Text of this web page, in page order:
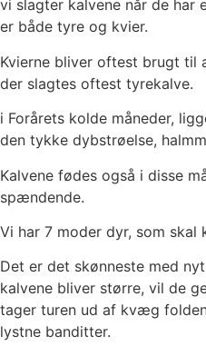
vi slagter kalvene når de har
er både tyre og kvier.
Kvierne bliver oftest brugt til
der slagtes oftest tyrekalve.
i Forårets kolde måneder,
den tykke dybstrøelse,
Kalvene fødes også i disse
spændende.
Vi har 7 moder dyr, som skal
Det er det skønneste med
kalvene bliver større, vil de
tager turen ud af kvæg
lystne banditter.